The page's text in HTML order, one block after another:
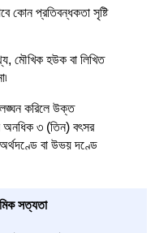
কোন প্রতিবন্ধকতা সৃষ্টি
মৌখিক হউক বা লিখিত
করিলে উক্ত
অনধিক ৩ (তিন) বৎসর
বা উভয় দণ্ডে
সত্যতা